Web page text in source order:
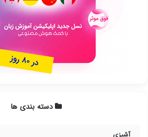
دسته بندی ها
آشپزی